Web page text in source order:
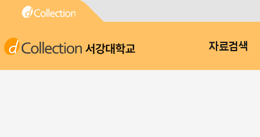
서강대학교 자료검색